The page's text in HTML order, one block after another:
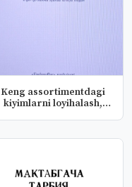
Keng assortimentdagi
kiyimlarni loyihalash,